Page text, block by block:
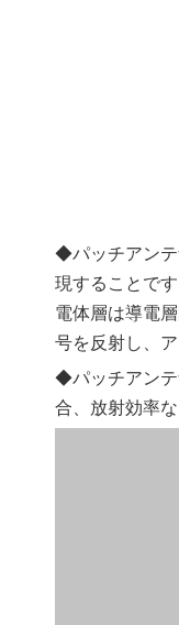
◆パッチアンテ
現することで
電体層は導電
号を反射し、
◆パッチアンテ
合、放射効率